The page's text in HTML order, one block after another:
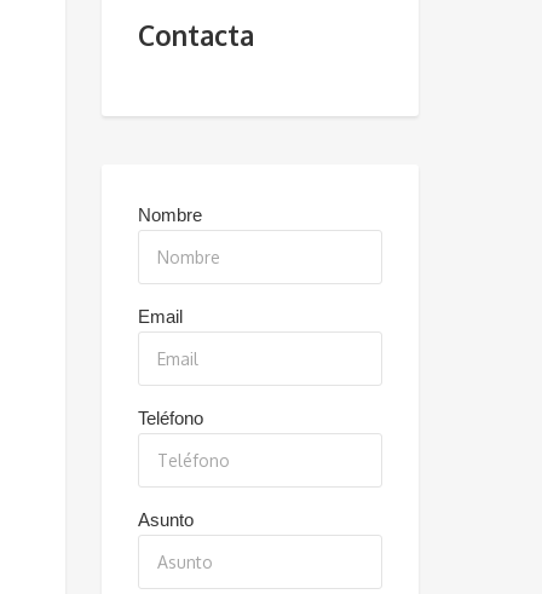
Contacta
Nombre
Email
Teléfono
Asunto